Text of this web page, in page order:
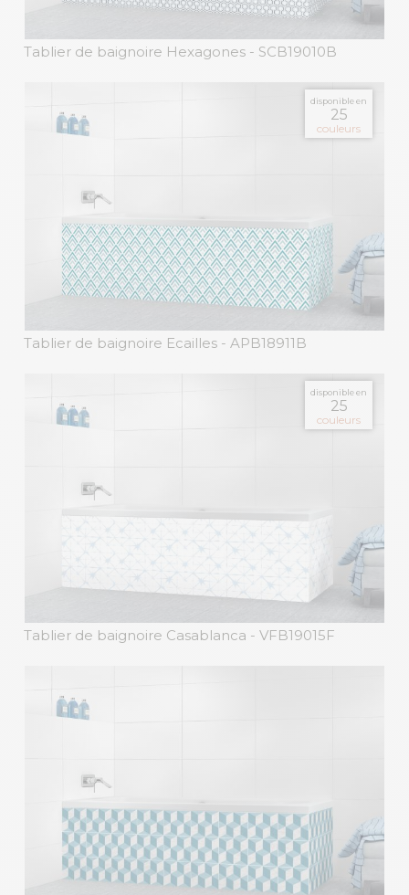
Tablier de baignoire Hexagones - SCB19010B
disponible en
25
couleurs
Tablier de baignoire Ecailles - APB18911B
disponible en
25
couleurs
Tablier de baignoire Casablanca - VFB19015F